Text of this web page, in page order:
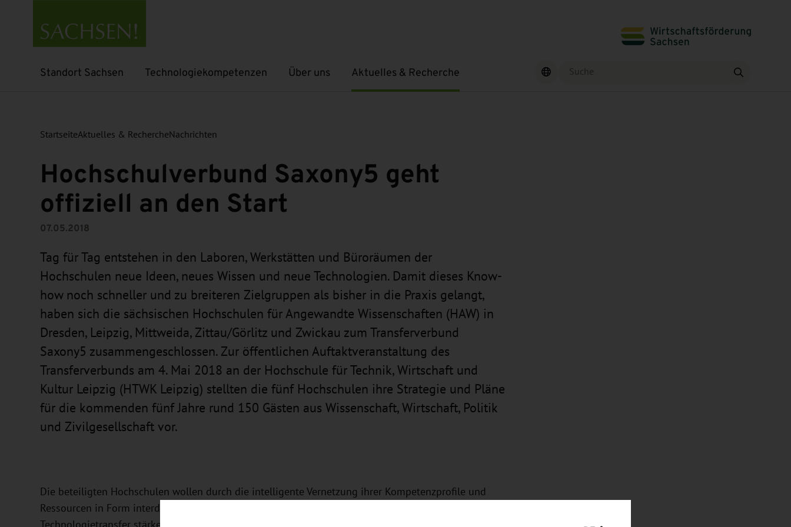
Standort Sachsen
Untermenü öffnen Technologiekompetenzen
Untermenü öffnen Über uns
Untermenü öffnenAktuelles & Recherche
Untermenü öffnen Finden
StartseiteAktuelles & RechercheNachrichten
Hochschulverbund Saxony5 geht
offiziell an den Start
07.05.2018
Tag für Tag entstehen in den Laboren, Werkstätten und Büroräumen der
Hochschulen neue Ideen, neues Wissen und neue Technologien. Damit dieses Know-
how noch schneller und zu breiteren Zielgruppen als bisher in die Praxis gelangt,
haben sich die sächsischen Hochschulen für Angewandte Wissenschaften (HAW) in
Dresden, Leipzig, Mittweida, Zittau/Görlitz und Zwickau zum Transferverbund
Saxony5 zusammengeschlossen. Zur öffentlichen Auftaktveranstaltung des
Transferverbunds am 4. Mai 2018 an der Hochschule für Technik, Wirtschaft und
Kultur Leipzig (HTWK Leipzig) stellten die fünf Hochschulen ihre Strategie und Pläne
für die kommenden fünf Jahre rund 150 Gästen aus Wissenschaft, Wirtschaft, Politik
und Zivilgesellschaft vor.
Die beteiligten Hochschulen wollen durch die intelligente Vernetzung ihrer Kompetenzprofile und
Ressourcen in Form interdisziplinärer Zusammenarbeit den forschungsbasierten Wissens- und
Technologietransfer stärken und auch methodisch eine neue Qualität im Transfer erreichen. Hierfür